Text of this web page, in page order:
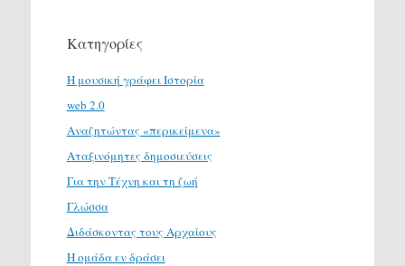
Κατηγορίες
H μουσική γράφει Ιστορία
web 2.0
Αναζητώντας «περικείμενα»
Αταξινόμητες δημοσιεύσεις
Για την Τέχνη και τη ζωή
Γλώσσα
Διδάσκοντας τους Αρχαίους
Η ομάδα εν δράσει